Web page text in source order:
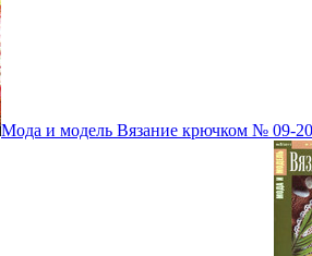
Мода и модель Вязание крючком № 09-